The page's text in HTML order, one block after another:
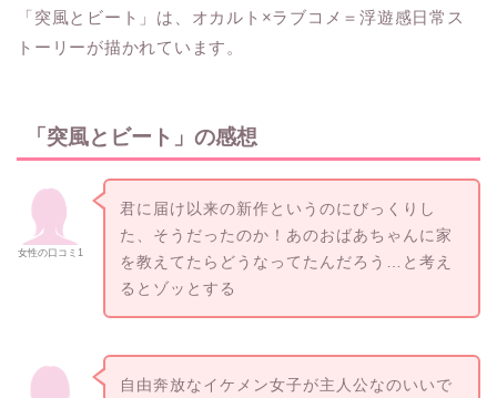
「突風とビート」は、オカルト×ラブコメ＝浮遊感日常ス
トーリーが描かれています。
「突風とビート」の感想
女性の口コミ1
君に届け以来の新作というのにびっくりし
た、そうだったのか！あのおばあちゃんに家
を教えてたらどうなってたんだろう…と考え
るとゾッとする
自由奔放なイケメン女子が主人公なのいいで